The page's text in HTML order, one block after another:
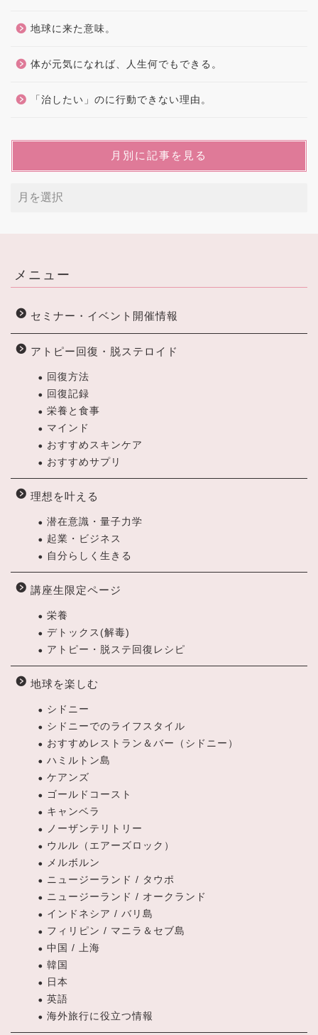
地球に来た意味。
体が元気になれば、人生何でもできる。
「治したい」のに行動できない理由。
月別に記事を見る
メニュー
セミナー・イベント開催情報
アトピー回復・脱ステロイド
回復方法
回復記録
栄養と食事
マインド
おすすめスキンケア
おすすめサプリ
理想を叶える
潜在意識・量子力学
起業・ビジネス
自分らしく生きる
講座生限定ページ
栄養
デトックス(解毒)
アトピー・脱ステ回復レシピ
地球を楽しむ
シドニー
シドニーでのライフスタイル
おすすめレストラン＆バー（シドニー）
ハミルトン島
ケアンズ
ゴールドコースト
キャンベラ
ノーザンテリトリー
ウルル（エアーズロック）
メルボルン
ニュージーランド / タウポ
ニュージーランド / オークランド
インドネシア / バリ島
フィリピン / マニラ＆セブ島
中国 / 上海
韓国
日本
英語
海外旅行に役立つ情報